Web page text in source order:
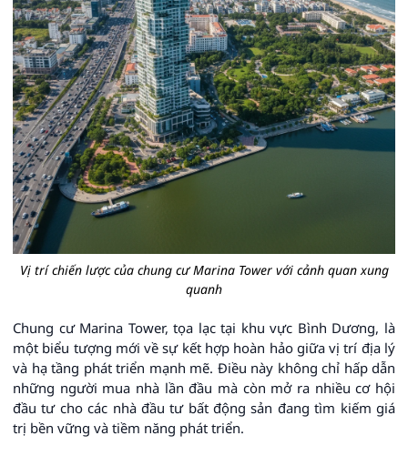
Vị trí chiến lược của chung cư Marina Tower với cảnh quan xung
quanh
Chung cư Marina Tower, tọa lạc tại khu vực Bình Dương, là
một biểu tượng mới về sự kết hợp hoàn hảo giữa vị trí địa lý
và hạ tầng phát triển mạnh mẽ. Điều này không chỉ hấp dẫn
những người mua nhà lần đầu mà còn mở ra nhiều cơ hội
đầu tư cho các nhà đầu tư bất động sản đang tìm kiếm giá
trị bền vững và tiềm năng phát triển.